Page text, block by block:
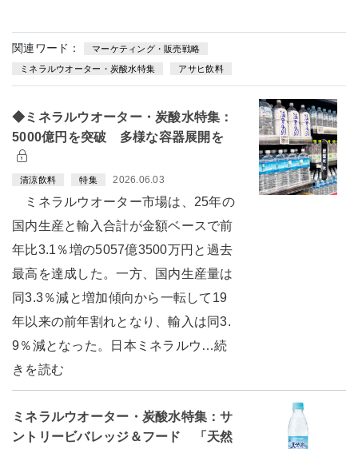
関連ワード： マーケティング・販売戦略
ミネラルウオーター・炭酸水特集 アサヒ飲料
◆ミネラルウオーター・炭酸水特集：
5000億円を突破 多様な容器展開を
清涼飲料 特集 2026.06.03
ミネラルウオーター市場は、25年の
国内生産と輸入合計が金額ベースで前
年比3.1％増の5057億3500万円と過去
最高を達成した。一方、国内生産量は
同3.3％減と増加傾向から一転して19
年以来の前年割れとなり、輸入は同3.
9％減となった。日本ミネラルウ…続
きを読む
ミネラルウオーター・炭酸水特集：サ
ントリービバレッジ＆フード 「天然